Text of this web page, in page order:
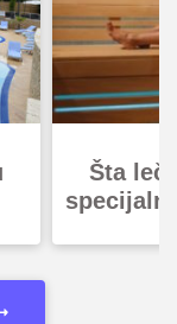
Šta